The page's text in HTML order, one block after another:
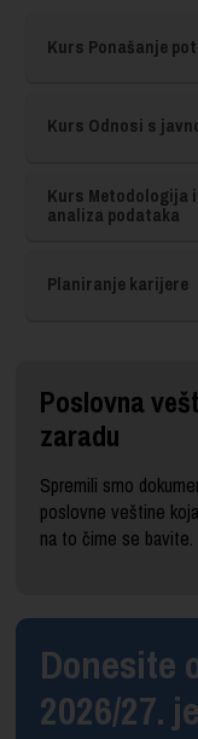
Kurs Ponašanje
Kurs Odnosi s
Kurs Metodologija
analiza podataka
Planiranje karijere
Poslovna
zaradu
Spremili smo
poslovne veštine
na to čime se
Donesite
2026/27.